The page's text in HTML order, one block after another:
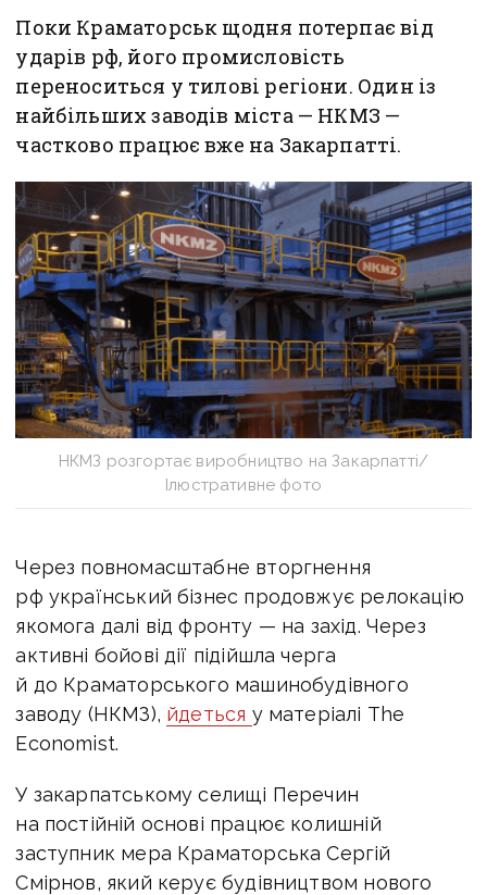
Поки Краматорськ щодня потерпає від
ударів рф, його промисловість
переноситься у тилові регіони. Один із
найбільших заводів міста — НКМЗ —
частково працює вже на Закарпатті.
НКМЗ розгортає виробництво на Закарпатті/
Ілюстративне фото
Через повномасштабне вторгнення
рф український бізнес продовжує релокацію
якомога далі від фронту — на захід. Через
активні бойові дії підійшла черга
й до Краматорського машинобудівного
заводу (НКМЗ), йдеться у матеріалі The
Economist.
У закарпатському селищі Перечин
на постійній основі працює колишній
заступник мера Краматорська Сергій
Смірнов, який керує будівництвом нового